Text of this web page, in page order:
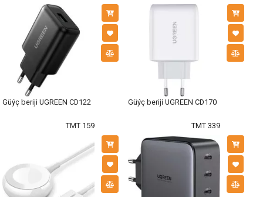
Güýç beriji UGREEN CD122
TMT 159
Güýç beriji UGREEN CD170
TMT 339